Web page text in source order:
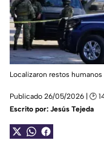
Localizaron restos
Publicado 26/05/2026 | 🕑
Escrito por: Jesús Tejeda